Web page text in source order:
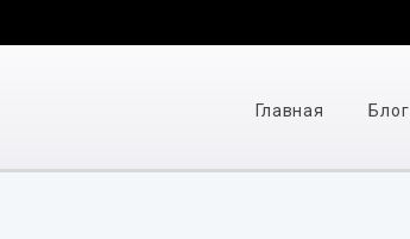
Главная Блог